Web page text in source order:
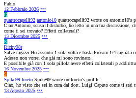
Fabio
12 Febbraio 2026 •••
Q
quattrocapelli92 antonio10 quattrocapelli92 wrote on antonio10's
Ciao Antonio, scusa il disturbo, ho letto in una tua discussione,
come ti sei trovato? Effetti collaterali?
13 Dicembre 2025 •••
R
Ricky98r
Salve ragazzi Ho assunto 1 sola volta e basta Proscar 1/4 tagliata
Adesso non vorrei che già mi sono rovinato.
E possibile già con 1 sola pillola avere effetti collaterali p
16 Novembre 2025 •••
S
Spike99 loreto Spike99 wrote on loreto's profile.
Ciao, ho visto che sei in cura dal dott. Luigi Caputo come ti stai
13 Agosto 2025 •••